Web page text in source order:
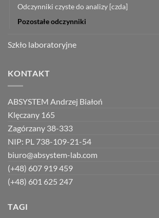
Odczynniki czyste do analizy [czda]
Pozostałe odczynniki
Szkło laboratoryjne
KONTAKT
ABSYSTEM Andrzej Białoń
Klęczany 165
Zagórzany 38-333
NIP: PL 738-109-21-54
biuro@absystem-lab.com
(+48) 607 919 459
(+48) 601 625 247
TAGI